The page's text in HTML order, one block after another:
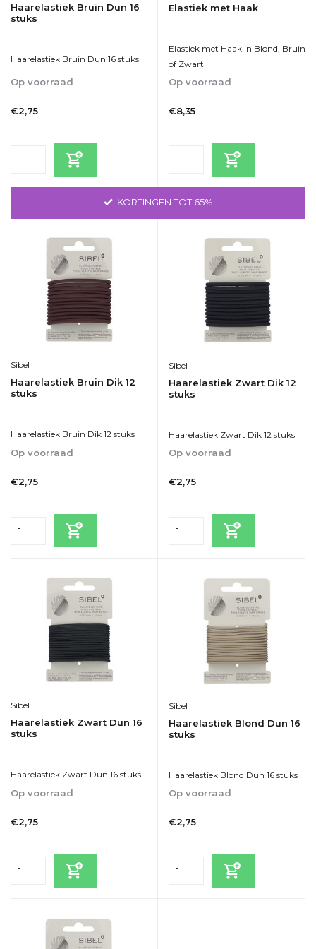
Haarelastiek Bruin Dun 16
stuks
Haarelastiek Bruin Dun 16 stuks
Op voorraad
€2,75
Elastiek met Haak
Elastiek met Haak in Blond, Bruin
of Zwart
Op voorraad
€8,35
KORTINGEN TOT 65%
Sibel
Haarelastiek Bruin Dik 12
stuks
Haarelastiek Bruin Dik 12 stuks
Op voorraad
€2,75
Sibel
Haarelastiek Zwart Dik 12
stuks
Haarelastiek Zwart Dik 12 stuks
Op voorraad
€2,75
Sibel
Haarelastiek Zwart Dun 16
stuks
Haarelastiek Zwart Dun 16 stuks
Op voorraad
€2,75
Sibel
Haarelastiek Blond Dun 16
stuks
Haarelastiek Blond Dun 16 stuks
Op voorraad
€2,75